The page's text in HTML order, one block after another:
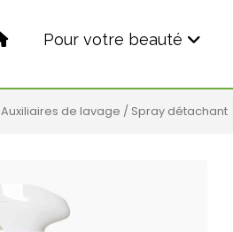
Pour votre beauté
Auxiliaires de lavage / Spray détachant